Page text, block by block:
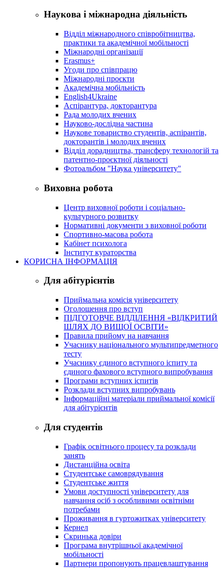
Наукова і міжнародна діяльність
Відділ міжнародного співробітництва,
практики та академічної мобільності
Міжнародні організації
Erasmus+
Угоди про співпрацю
Міжнародні проєкти
Академічна мобільність
English4Ukraine
Аспірантура, докторантура
Рада молодих вчених
Науково-дослідна частина
Наукове товариство студентів, аспірантів,
докторантів і молодих вчених
Відділ дорадництва, трансферу технологій та
патентно-проєктної діяльності
Фотоальбом "Наука університету"
Виховна робота
Центр виховної роботи і соціально-
культурного розвитку
Нормативні документи з виховної роботи
Спортивно-масова робота
Кабінет психолога
Інститут кураторства
КОРИСНА ІНФОРМАЦІЯ
Для абітурієнтів
Приймальна комісія університету
Оголошення про вступ
ПІДГОТОВЧЕ ВІДДІЛЕННЯ «ВІДКРИТИЙ
ШЛЯХ ДО ВИЩОЇ ОСВІТИ»
Правила прийому на навчання
Учаснику національного мультипредметного
тесту
Учаснику єдиного вступного іспиту та
єдиного фахового вступного випробування
Програми вступних іспитів
Розклади вступних випробувань
Інформаційні матеріали приймальної комісії
для абітурієнтів
Для студентів
Графік освітнього процесу та розклади
занять
Дистанційна освіта
Студентське самоврядування
Студентське життя
Умови доступності університету для
навчання осіб з особливими освітніми
потребами
Проживання в гуртожитках університету
Кернел
Скринька довіри
Програма внутрішньої академічної
мобільності
Партнери пропонують працевлаштування